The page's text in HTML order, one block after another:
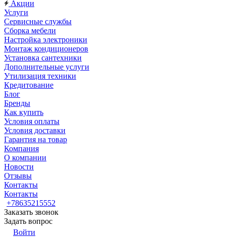
Акции
Услуги
Сервисные службы
Сборка мебели
Настройка электроники
Монтаж кондиционеров
Установка сантехники
Дополнительные услуги
Утилизация техники
Кредитование
Блог
Бренды
Как купить
Условия оплаты
Условия доставки
Гарантия на товар
Компания
О компании
Новости
Отзывы
Контакты
Контакты
+78635215552
Заказать звонок
Задать вопрос
Войти